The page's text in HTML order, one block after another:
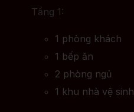
Tầng 1:
1 phòng khách
1 bếp ăn
2 phòng ngủ
1 khu nhà vệ sinh